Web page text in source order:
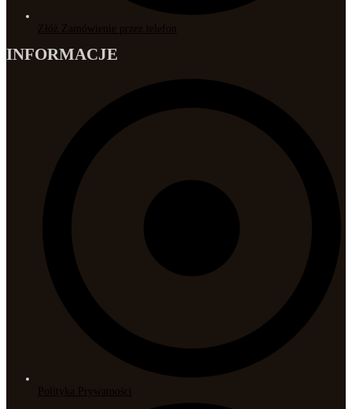
Złóż Zamówienie przez telefon
INFORMACJE
Polityka Prywatności